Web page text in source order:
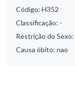
Código: H352
Classificação: -
Restrição do Sexo:
Causa óbito: nao